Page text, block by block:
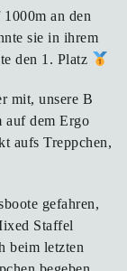
an den
sie in ihrem
den 1. Platz
mit, unsere B
auf dem Ergo
aufs Treppchen,
gefahren,
Staffel
beim letzten